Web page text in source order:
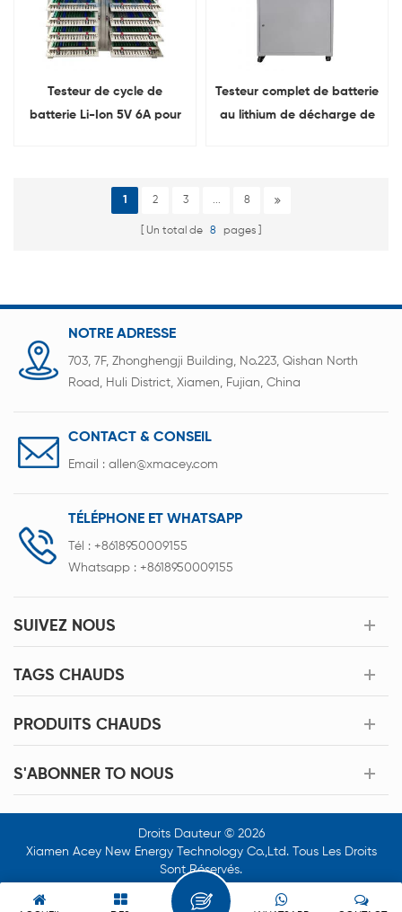
Testeur de cycle de
batterie Li-Ion 5V 6A pour
Testeur complet de batterie
au lithium de décharge de
1 2 3 ... 8
Un total de 8 pages
NOTRE ADRESSE
703, 7F, Zhonghengji Building, No.223, Qishan North
Road, Huli District, Xiamen, Fujian, China
CONTACT & CONSEIL
Email : allen@xmacey.com
TÉLÉPHONE ET WHATSAPP
Tél : +8618950009155
Whatsapp : +8618950009155
SUIVEZ NOUS
TAGS CHAUDS
PRODUITS CHAUDS
S'ABONNER TO NOUS
Droits Dauteur © 2026
Xiamen Acey New Energy Technology Co.,Ltd. Tous Les Droits
Sont Réservés.